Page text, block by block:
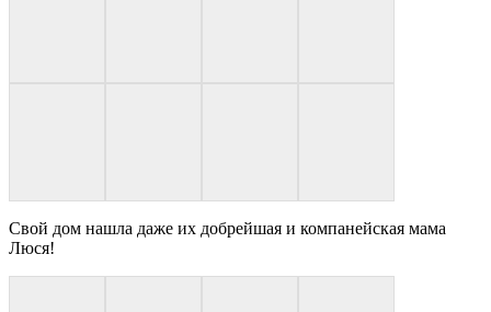
Свой дом нашла даже их добрейшая и компанейская мама
Люся!